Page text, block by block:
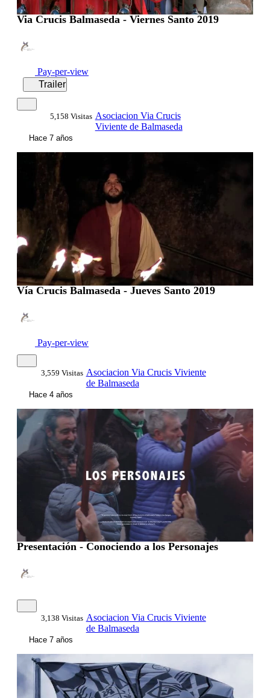
Via Crucis Balmaseda - Viernes Santo 2019
Pay-per-view
Trailer
5,158 Visitas Asociacion Via Crucis
Viviente de Balmaseda
Hace 7 años
Vía Crucis Balmaseda - Jueves Santo 2019
Pay-per-view
3,559 Visitas Asociacion Via Crucis Viviente
de Balmaseda
Hace 4 años
00:01:36
Presentación - Conociendo a los Personajes
3,138 Visitas Asociacion Via Crucis Viviente
de Balmaseda
Hace 7 años